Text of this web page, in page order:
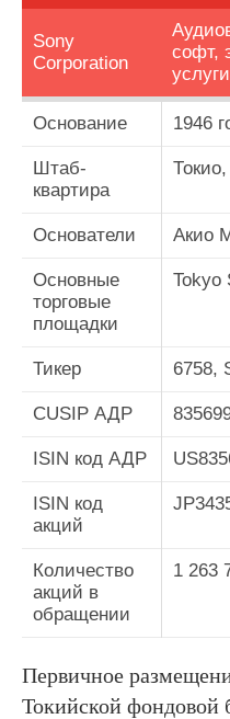
Sony
Corporation
софт,
услуги
Основание 1946
Штаб-
квартира
Основатели Акио
Основные
торговые
площадки
Tokyo
Тикер 6758,
CUSIP АДР
ISIN код АДР
ISIN код
акций
Количество
акций в
обращении
1 263
Первичное
Токийской